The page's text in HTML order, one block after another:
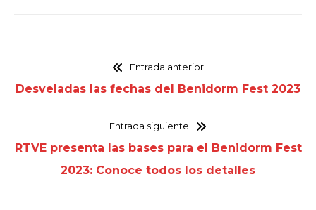
Entrada anterior
Desveladas las fechas del Benidorm Fest 2023
Entrada siguiente
RTVE presenta las bases para el Benidorm Fest
2023: Conoce todos los detalles